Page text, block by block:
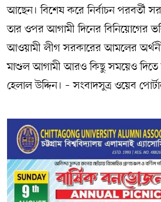
আছেন। বিশেষ করে নির্বাচন পরবর্তী
তার ওপর আগামী দিনের বিনিয়োগের
আওয়ামী লীগ সরকারের আমলের
মাশুল আগামী আরও কিছু সময়েও দিতে
হেলাল উদ্দিন। – সংবাদসুত্র ওয়েব